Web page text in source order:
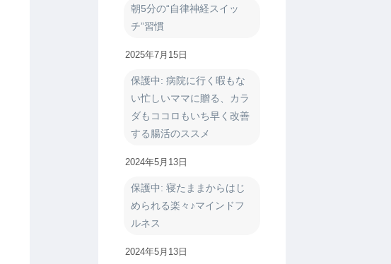
朝5分の“自律神経スイッ
チ”習慣
2025年7月15日
保護中: 病院に行く暇もな
い忙しいママに贈る、カラ
ダもココロもいち早く改善
する腸活のススメ
2024年5月13日
保護中: 寝たままからはじ
められる楽々♪マインドフ
ルネス
2024年5月13日